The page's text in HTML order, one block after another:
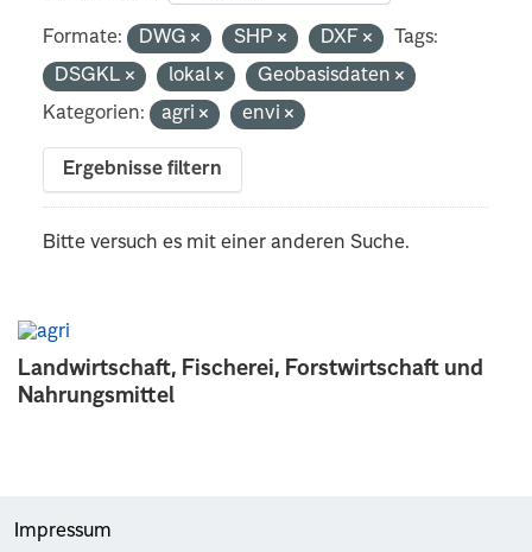
Landwirtschaft, Fischerei, Forstwirtschaft und
Nahrungsmittel
Formate: DWG SHP DXF
Tags:
DSGKL
lokal
Geobasisdaten
Kategorien:
agri envi
Ergebnisse filtern
Bitte versuch es mit einer anderen Suche.
Impressum